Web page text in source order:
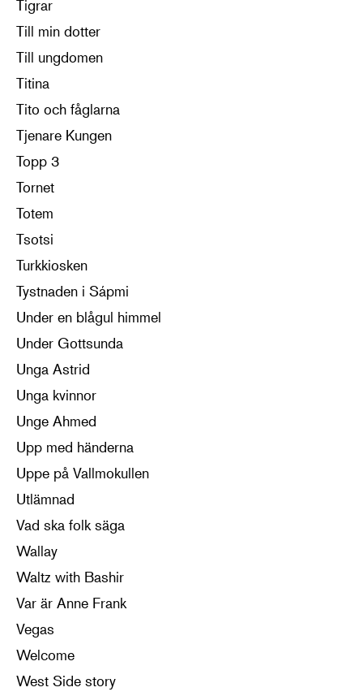
Tigrar
Till min dotter
Till ungdomen
Titina
Tito och fåglarna
Tjenare Kungen
Topp 3
Tornet
Totem
Tsotsi
Turkkiosken
Tystnaden i Sápmi
Under en blågul himmel
Under Gottsunda
Unga Astrid
Unga kvinnor
Unge Ahmed
Upp med händerna
Uppe på Vallmokullen
Utlämnad
Vad ska folk säga
Wallay
Waltz with Bashir
Var är Anne Frank
Vegas
Welcome
West Side story